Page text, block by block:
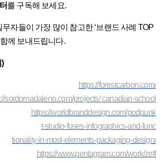
를 구독해 보세요.
자들이 가장 많이 참고한 ‘브랜드 사례 TOP
께 보내드립니다.
https://forestcarbon.com/
sordomadaleno.com/projects/ canadian-school
https://worldbranddesign.com/podpunk
t-studio-fuses-infographics-and-func
tionality-in-most-elements-packaging-design/
https://www.pentagram.com/work/zeff